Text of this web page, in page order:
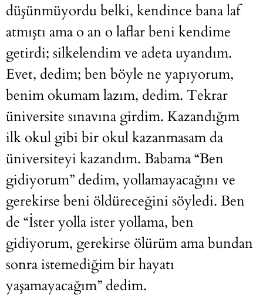
düşünmüyordu belki, kendince bana laf
atmıştı ama o an o laflar beni kendime
getirdi; silkelendim ve adeta uyandım.
Evet, dedim; ben böyle ne yapıyorum,
benim okumam lazım, dedim. Tekrar
üniversite sınavına girdim. Kazandığım
ilk okul gibi bir okul kazanmasam da
üniversiteyi kazandım. Babama “Ben
gidiyorum” dedim, yollamayacağını ve
gerekirse beni öldüreceğini söyledi. Ben
de “İster yolla ister yollama, ben
gidiyorum, gerekirse ölürüm ama bundan
sonra istemediğim bir hayatı
yaşamayacağım” dedim.